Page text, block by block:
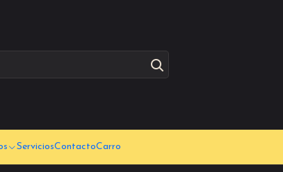
ServiciosContactoCarro